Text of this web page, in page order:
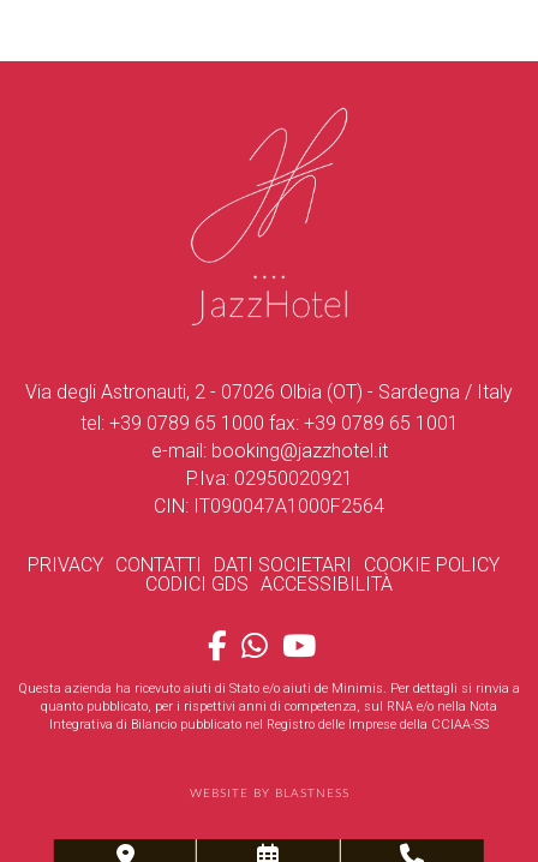
Via degli Astronauti, 2 - 07026 Olbia (OT) - Sardegna / Italy
tel: +39 0789 65 1000 fax: +39 0789 65 1001
e-mail: booking@jazzhotel.it
P.Iva: 02950020921
CIN: IT090047A1000F2564
PRIVACY CONTATTI DATI SOCIETARI
COOKIE POLICY
CODICI GDS ACCESSIBILITÀ
Questa azienda ha ricevuto aiuti di Stato e/o aiuti de Minimis. Per dettagli si rinvia a
quanto pubblicato, per i rispettivi anni di competenza, sul RNA e/o nella Nota
Integrativa di Bilancio pubblicato nel Registro delle Imprese della CCIAA-SS
WEBSITE BY BLASTNESS